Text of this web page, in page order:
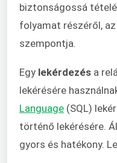
biztonságossá
folyamat részéről,
szempontja.
Egy lekérdezés a
lekérésére
Language (SQL)
történő lekérésére.
gyors és hatékony.